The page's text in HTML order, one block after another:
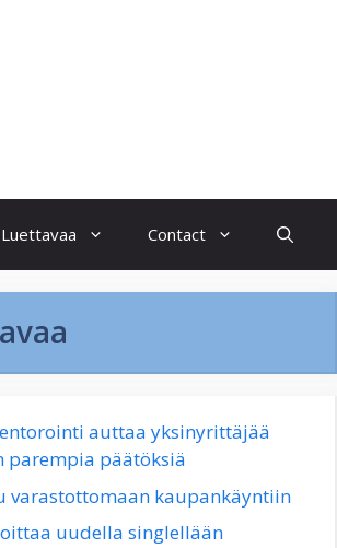
Luettavaa Contact
auttaa yksinyrittäjää
parempia päätöksiä
varastottomaan kaupankäyntiin
uudella singlellään